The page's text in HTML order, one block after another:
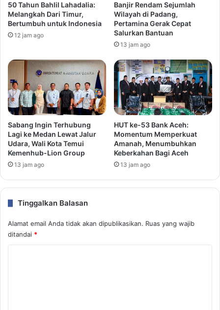
50 Tahun Bahlil Lahadalia:
Melangkah Dari Timur,
Bertumbuh untuk Indonesia
12 jam ago
Banjir Rendam Sejumlah
Wilayah di Padang,
Pertamina Gerak Cepat
Salurkan Bantuan
13 jam ago
Sabang Ingin Terhubung
Lagi ke Medan Lewat Jalur
Udara, Wali Kota Temui
Kemenhub-Lion Group
13 jam ago
HUT ke-53 Bank Aceh:
Momentum Memperkuat
Amanah, Menumbuhkan
Keberkahan Bagi Aceh
13 jam ago
Tinggalkan Balasan
Alamat email Anda tidak akan dipublikasikan. Ruas yang wajib
ditandai *